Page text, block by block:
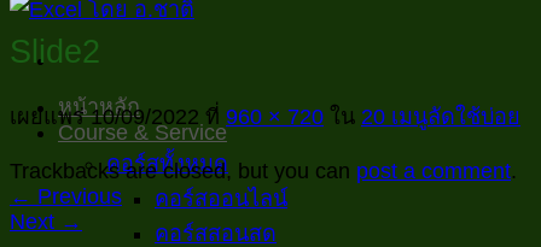
ยัง
เนื้อหา
หน้าหลัก
Course & Service
คอร์สทั้งหมด
คอร์สออนไลน์
คอร์สสอนสด
Slide2
เผยแพร่10/09/2022 ที่ 960 × 720 ใน 20 เมนูลัดใช้บ่อย
Trackbacks are closed, but you can post a comment.
← Previous
Next →